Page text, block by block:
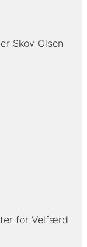
Skov Olsen
for Velfærd